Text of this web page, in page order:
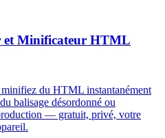
et Minificateur HTML
du HTML instantanément
balisage désordonné ou
— gratuit, privé, votre